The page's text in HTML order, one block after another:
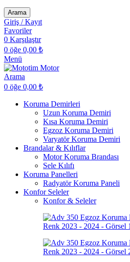
Arama
Giriş / Kayıt
Favoriler
0 Karşılaştır
0 öğe 0,00 ₺
Menü
Arama
0 öğe 0,00 ₺
Koruma Demirleri
Uzun Koruma Demiri
Kısa Koruma Demiri
Egzoz Koruma Demiri
Varyatör Koruma Demiri
Brandalar & Kılıflar
Motor Koruma Brandası
Sele Kılıfı
Koruma Panelleri
Radyatör Koruma Paneli
Konfor Seleler
Konfor & Seleler